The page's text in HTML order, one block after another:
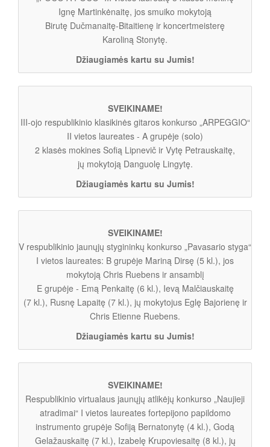
Ignę Martinkėnaitę, jos smuiko mokytoją
Birutę Dučmanaitę-Bitaitienę ir koncertmeisterę
Karoliną Stonytę.
Džiaugiamės kartu su Jumis!
SVEIKINAME!
III-ojo respublikinio klasikinės gitaros konkurso „ARPEGGIO“
II vietos laureates - A grupėje (solo)
2 klasės mokines Sofią Lipnevič ir Vytę Petrauskaitę,
jų mokytoją Danguolę Lingytę.
Džiaugiamės kartu su Jumis!
SVEIKINAME!
V respublikinio jaunųjų stygininkų konkurso „Pavasario styga“
I vietos laureates: B grupėje Mariną Dirsę (5 kl.), jos
mokytoją Chris Ruebens ir ansamblį
E grupėje - Emą Penkaitę (6 kl.), Ievą Malčiauskaitę
(7 kl.), Rusnę Lapaitę (7 kl.), jų mokytojus Eglę Bajorienę ir
Chris Etienne Ruebens.
Džiaugiamės kartu su Jumis!
SVEIKINAME!
Respublikinio virtualaus jaunųjų atlikėjų konkurso „Naujieji
atradimai“ I vietos laureates fortepijono papildomo
instrumento grupėje Sofiją Bernatonytę (4 kl.), Godą
Gelažauskaitę (7 kl.), Izabelę Krupoviesaitę (8 kl.), jų